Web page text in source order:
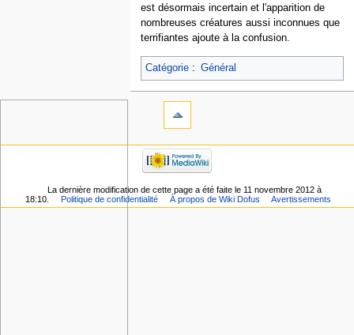
est désormais incertain et l'apparition de
nombreuses créatures aussi inconnues que
terrifiantes ajoute à la confusion.
Catégorie: Général
La dernière modification de cette page a été faite le 11 novembre 2012 à
18:10.
Politique de confidentialité À propos de Wiki Dofus Avertissements